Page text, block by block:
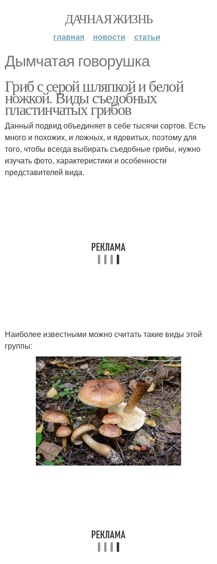
ДАЧНАЯ ЖИЗНЬ
главная новости статьи
Дымчатая говорушка
Гриб с серой шляпкой и белой
ножкой. Виды съедобных
пластинчатых грибов
Данный подвид объединяет в себе тысячи сортов. Есть
много и похожих, и ложных, и ядовитых, поэтому для
того, чтобы всегда выбирать съедобные грибы, нужно
изучать фото, характеристики и особенности
представителей вида.
Наиболее известными можно считать такие виды этой
группы: